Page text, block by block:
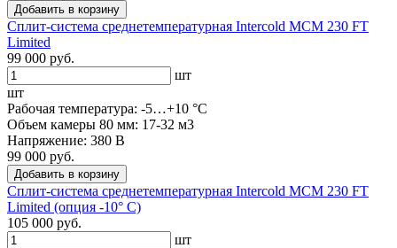
Добавить в корзину
Сплит-система среднетемпературная Intercold MCM 230 FT
Limited
99 000 руб.
шт
шт
Рабочая температура: -5…+10 °C
Объем камеры 80 мм: 17-32 м3
Напряжение: 380 В
99 000 руб.
Добавить в корзину
Сплит-система среднетемпературная Intercold MCM 230 FT
Limited (опция -10° С)
105 000 руб.
шт